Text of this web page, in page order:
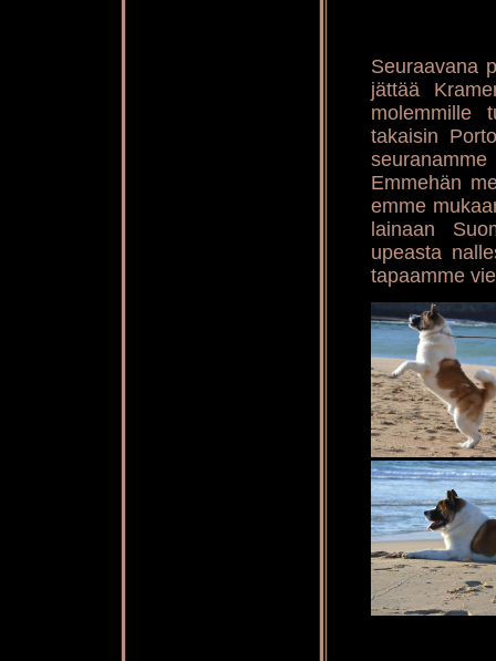
Seuraavana
jättää
molemmille
takaisin
Emmehän
emme
lainaan
upeasta
tapaamme